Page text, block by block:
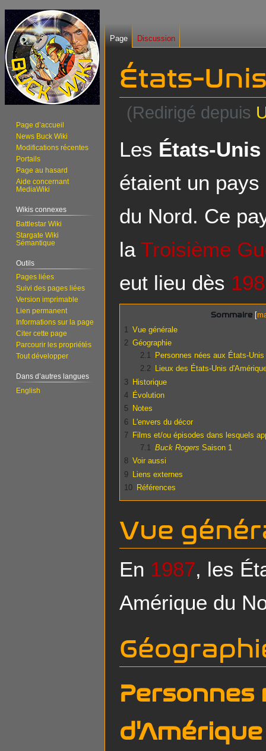
États-
(Redirigé depuis
navigation
recherche
Les États-
étaient un
du Nord. Ce
la Troisième
eut lieu dès
Sommaire
1
Vue générale
2 Géographie
2.1
Personnes nées aux États-Unis
2.2
Lieux des États-Unis
3 Historique
4 Évolution
5 Notes
6 L'envers du décor
7 Films et/ou épisodes dans lesquels
7.1
Buck Rogers Saison 1
8 Voir aussi
9 Liens externes
10 Références
Vue
En 1987, les
Amérique du
Personnes
d'Amérique
Page Discussion
Page d’accueil
News Buck Wiki
Modifications récentes
Portails
Page au hasard
Aide concernant
MediaWiki
Wikis connexes
Battlestar Wiki
Stargate Wiki
Sémantique
Outils
Pages liées
Suivi des pages liées
Version imprimable
Lien permanent
Informations sur la page
Citer cette page
Parcourir les propriétés
Tout développer
Dans d’autres langues
English